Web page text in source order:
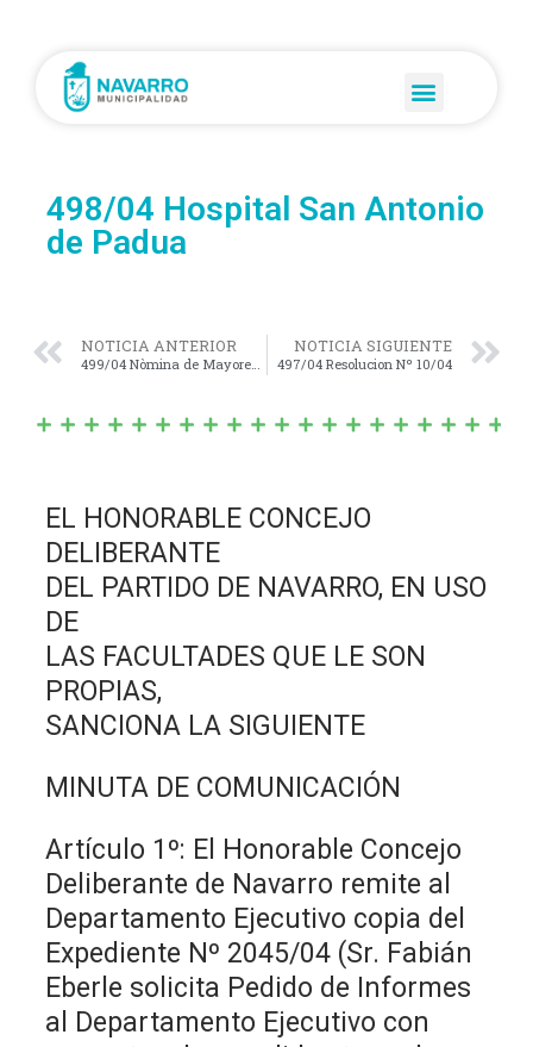
498/04 Hospital San Antonio
de Padua
NOTICIA ANTERIOR
499/04 Nòmina de Mayores Contribuyentes
NOTICIA SIGUIENTE
497/04 Resolucion Nº 10/04
EL HONORABLE CONCEJO
DELIBERANTE
DEL PARTIDO DE NAVARRO, EN USO
DE
LAS FACULTADES QUE LE SON
PROPIAS,
SANCIONA LA SIGUIENTE
MINUTA DE COMUNICACIÓN
Artículo 1º: El Honorable Concejo
Deliberante de Navarro remite al
Departamento Ejecutivo copia del
Expediente Nº 2045/04 (Sr. Fabián
Eberle solicita Pedido de Informes
al Departamento Ejecutivo con